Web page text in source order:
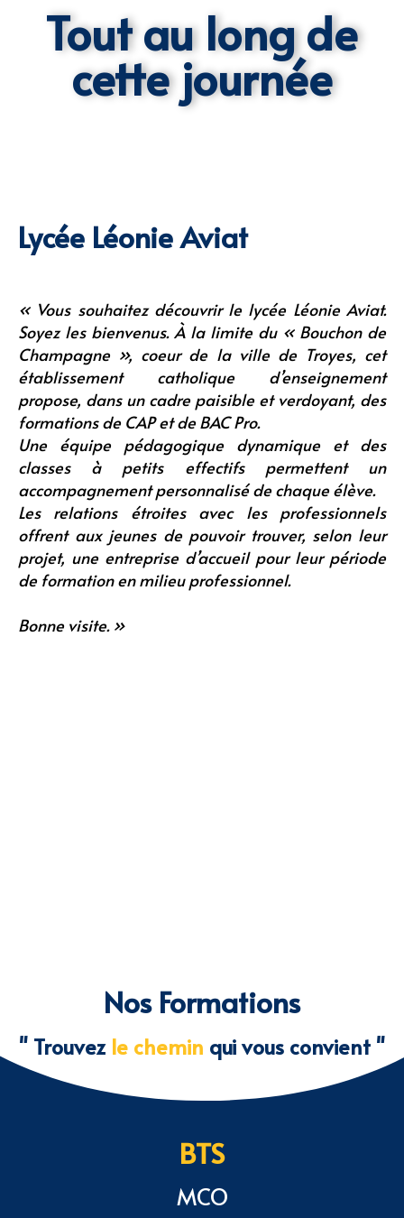
Tout au long de
cette journée
Lycée Léonie Aviat
« Vous souhaitez découvrir le lycée Léonie Aviat.
Soyez les bienvenus. Àla limite du « Bouchon de
Champagne », coeur de la ville de Troyes, cet
établissement catholique d’enseignement
propose, dans un cadre paisible et verdoyant, des
formations de CAP et de BAC Pro.
Une équipe pédagogique dynamique et des
classes à petits effectifs permettent un
accompagnement personnalisé de chaque élève.
Les relations étroites avec les professionnels
offrent aux jeunes de pouvoir trouver, selon leur
projet, une entreprise d’accueil pour leur période
de formation en milieu professionnel.
Bonne visite. »
Nos Formations
" Trouvez le chemin qui vous convient "
BTS
MCO